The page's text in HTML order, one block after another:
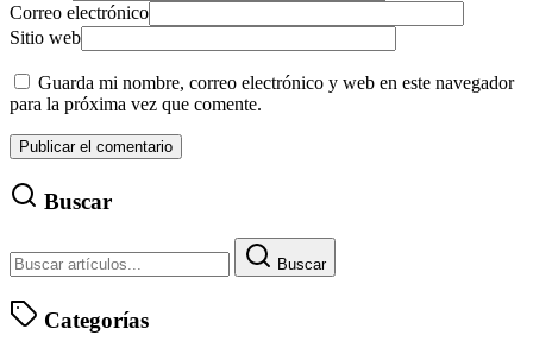
Correo electrónico
Sitio web
Guarda mi nombre, correo electrónico y web en este navegador
para la próxima vez que comente.
Buscar
Buscar
Categorías